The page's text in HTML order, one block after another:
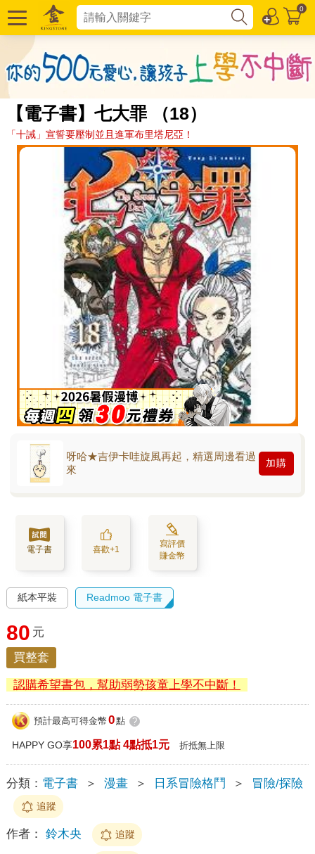
0
【電子書】七大罪 （18）
「十誡」宣誓要壓制並且進軍布里塔尼亞！
呀哈★吉伊卡哇旋風再起，精選周邊看過
來
加購
電子書 喜歡+1
寫評價
賺金幣
紙本平裝 Readmoo 電子書
80 元
買整套
認購希望書包，幫助弱勢孩童上學不中斷！
預計最高可得金幣 0點 ?
HAPPY GO享100累1點 4點抵1元 折抵無上限
分類： 電子書 ＞ 漫畫 ＞ 日系冒險格鬥 ＞ 冒險/探險
追蹤
作者： 鈴木央 追蹤